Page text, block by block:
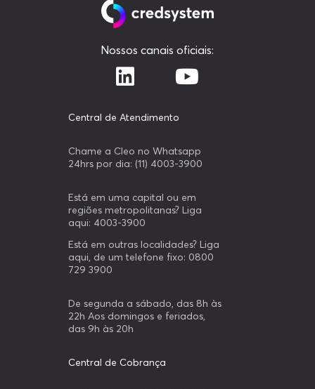
Nossos canais oficiais:
Central de Atendimento
Chame a Cleo no Whatsapp
24hrs por dia: (11) 4003-3900
Está em uma capital ou em
regiões metropolitanas? Liga
aqui: 4003-3900
Está em outras localidades? Liga
aqui, de um telefone fixo: 0800
729 3900
De segunda a sábado, das 8h às
22h Aos domingos e feriados,
das 9h às 20h
Central de Cobrança